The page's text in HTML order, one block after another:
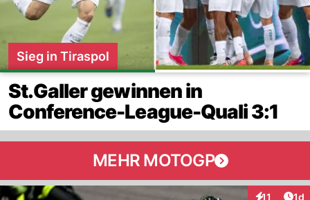
Sieg in Tiraspol
St.Galler gewinnen in
Conference-League-Quali 3:1
MEHR MOTOGP
11 1d